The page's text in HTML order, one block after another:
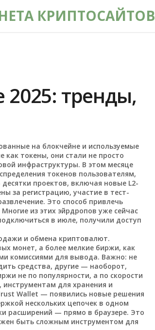
КРИПТОСАЙТОВ
тренды,
на блокчейне и используемые
как токены, они стали не просто
инфраструктуры. В этом месяце
токенов пользователям,
проектов, включая новые L2-
за регистрацию, участие в тест-
Это способ привлечь
из этих эйрдропов уже сейчас
в июле, получили доступ
и обмена криптовалют.
монет, а более мелкие биржи, как
комиссиями для вывода. Важно: не
средства, другие — наоборот,
не по популярности, а по скорости
, инструментам для хранения и
Wallet — появились новые решения
нескольких цепочек в одном
расширений — прямо в браузере. Это
быть сложным инструментом для